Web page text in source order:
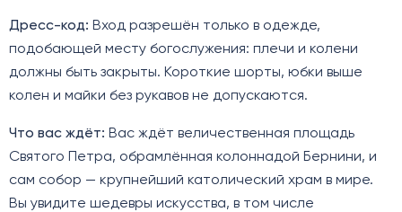
Дресс-код: Вход разрешён только в одежде,
подобающей месту богослужения: плечи и колени
должны быть закрыты. Короткие шорты, юбки выше
колен и майки без рукавов не допускаются.
Что вас ждёт: Вас ждёт величественная площадь
Святого Петра, обрамлённая колоннадой Бернини, и
сам собор — крупнейший католический храм в мире.
Вы увидите шедевры искусства, в том числе